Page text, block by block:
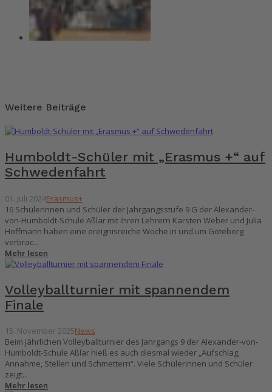
Weitere Beiträge
Humboldt-Schüler mit „Erasmus +“ auf
Schwedenfahrt
01. Juli 2024Erasmus+
16 Schülerinnen und Schüler der Jahrgangsstufe 9 G der Alexander-
von-Humboldt-Schule Aßlar mit ihren Lehrern Karsten Weber und Julia
Hoffmann haben eine ereignisreiche Woche in und um Göteborg
verbrac...
Mehr lesen
Volleyballturnier mit spannendem
Finale
15. November 2025News
Beim jährlichen Volleyballturnier des Jahrgangs 9 der Alexander-von-
Humboldt-Schule Aßlar hieß es auch diesmal wieder „Aufschlag,
Annahme, Stellen und Schmettern“. Viele Schülerinnen und Schüler
zeigt...
Mehr lesen